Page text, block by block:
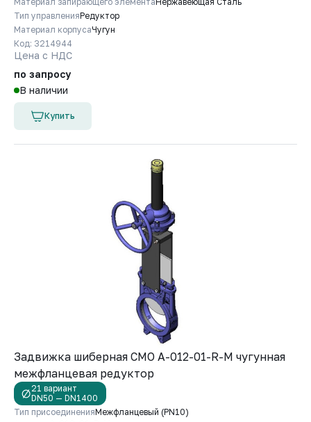
Тип управленияРедуктор
Материал корпусаЧугун
Код: 3214944
Цена с НДС
по запросу
В наличии
Купить
Задвижка шиберная СМО A-012-01-R-М чугунная
межфланцевая редуктор
21 вариант
DN50 — DN1400
Тип присоединенияМежфланцевый (PN10)